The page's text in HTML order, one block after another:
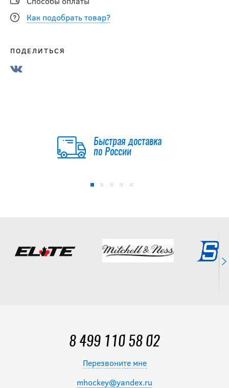
Как подобрать товар?
ПОДЕЛИТЬСЯ
Быстрая доставка
по России
8 499 110 58 02
Перезвоните мне
mhockey@yandex.ru